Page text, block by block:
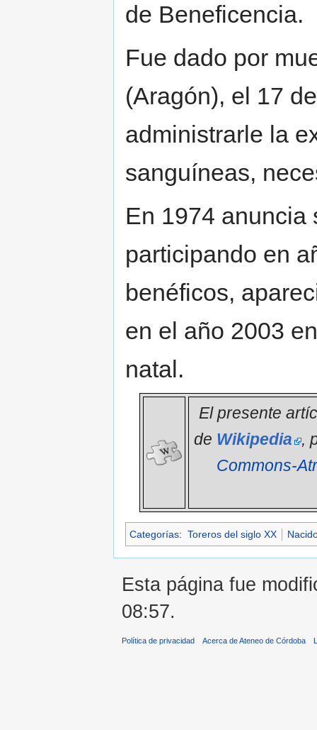
de Beneficencia.
Fue dado por
(Aragón), el 17
administrarle la
sanguíneas,
En 1974 anuncia
participando en
benéficos,
en el año 2003
natal.
El presente
de Wikipedia ,
Commons-
Categorías: Toreros del siglo XX
Esta página fue
08:57.
Política de privacidad Acerca de Ateneo de Córdoba